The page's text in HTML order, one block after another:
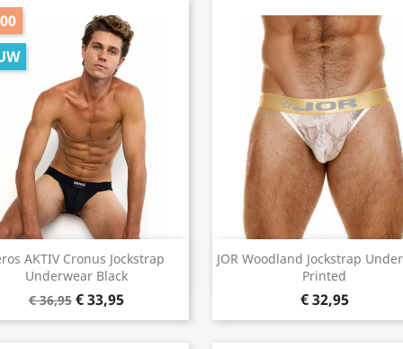
AKTIV Cronus Jockstrap
Underwear Black
€ 36,95 € 33,95
Snel bekijken
JOR Woodland Jockstrap
Printed
€ 32,95
Snel bekijken